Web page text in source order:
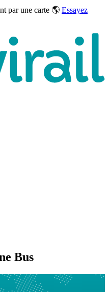
par une carte 🌎 Essayez
Bus